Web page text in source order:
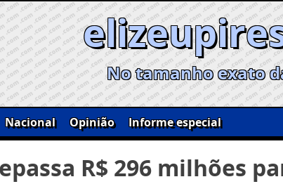
No tamanho exato
Nacional Opinião
Informe especial
R$ 296 milhões